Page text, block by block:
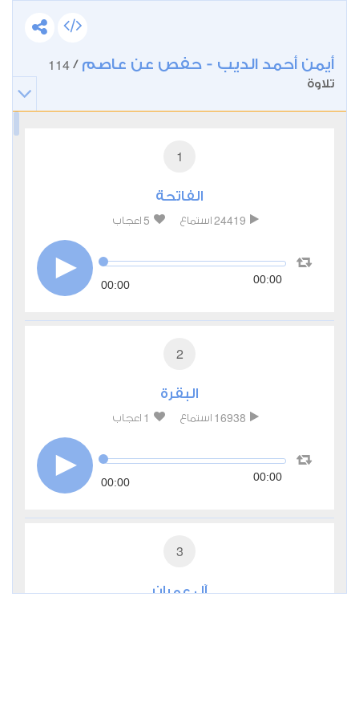
أيمن أحمد الديب - حفص عن عاصم /
114
تلاوة
1
الفاتحة
24419 استماع 5 اعجاب
00:00 00:00
2
البقرة
16938 استماع 1 اعجاب
00:00 00:00
3
آل عمران